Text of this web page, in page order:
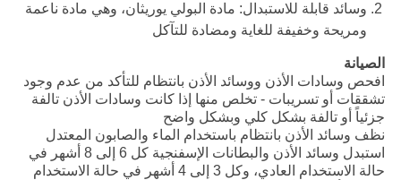
وسائد قابلة للاستبدال: مادة البولي يوريثان، وهي مادة ناعمة
ومريحة وخفيفة للغاية ومضادة للتآكل
الصيانة
افحص وسادات الأذن ووسائد الأذن بانتظام للتأكد من عدم وجود
تشققات أو تسريبات - تخلص منها إذا كانت وسادات الأذن تالفة
جزئياً أو تالفة بشكل كلي وبشكل واضح
نظف وسائد الأذن بانتظام باستخدام الماء والصابون المعتدل
استبدل وسائد الأذن والبطانات الإسفنجية كل 6 إلى 8 أشهر في
حالة الاستخدام العادي، وكل 3 إلى 4 أشهر في حالة الاستخدام